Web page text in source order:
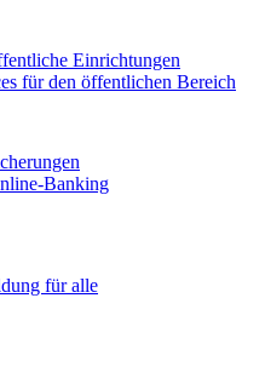
Einrichtungen
für den öffentlichen Bereich
Banking
für alle